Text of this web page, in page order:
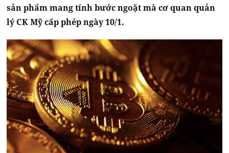
sản phẩm mang tính bước ngoặt mà cơ quan quản
lý CK Mỹ cấp phép ngày 10/1.